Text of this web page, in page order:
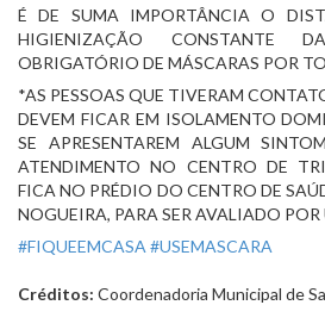
É DE SUMA IMPORTÂNCIA O
HIGIENIZAÇÃO
OBRIGATÓRIO DE MÁSCARAS POR
*AS PESSOAS QUE TIVERAM
DEVEM FICAR EM ISOLAMENTO
SE APRESENTAREM ALGUM
ATENDIMENTO NO CENTRO DE
FICA NO PRÉDIO DO CENTRO DE
NOGUEIRA, PARA SER AVALIADO
#FIQUEEMCASA#USEMASCARA
Créditos: Coordenadoria Municipal de